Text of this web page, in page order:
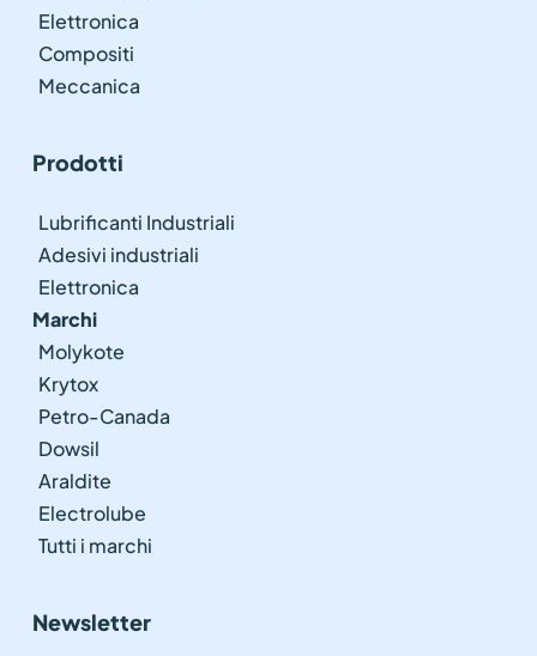
Elettronica
Compositi
Meccanica
Prodotti
Lubrificanti Industriali
Adesivi industriali
Elettronica
Marchi
Molykote
Krytox
Petro-Canada
Dowsil
Araldite
Electrolube
Tutti i marchi
Newsletter